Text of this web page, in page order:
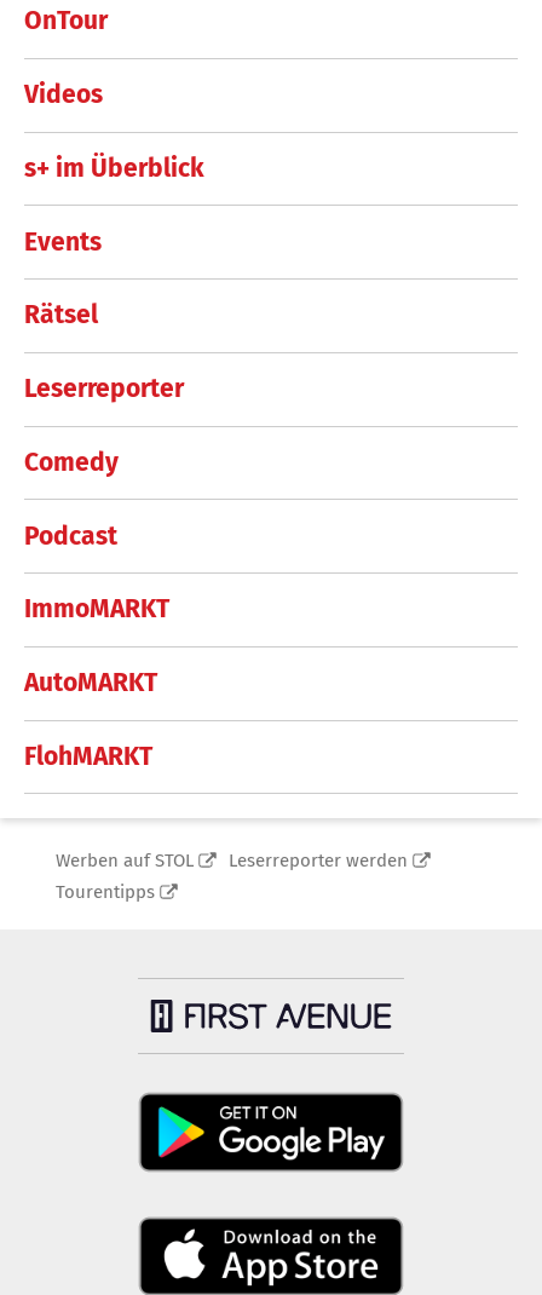
OnTour
Videos
s+ im Überblick
Events
Rätsel
Leserreporter
Comedy
Podcast
ImmoMARKT
AutoMARKT
FlohMARKT
Werben auf STOL
Leserreporter werden
Tourentipps